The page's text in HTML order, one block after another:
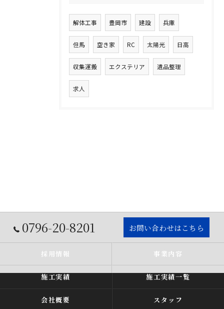
解体工事 豊岡市 建設 兵庫
但馬 空き家 RC 太陽光 日高
収集運搬 エクステリア 遺品整理
求人
0796-20-8201 お問い合わせはこちら
採用情報 事業内容
施工実績 施工実績一覧
会社概要 スタッフ